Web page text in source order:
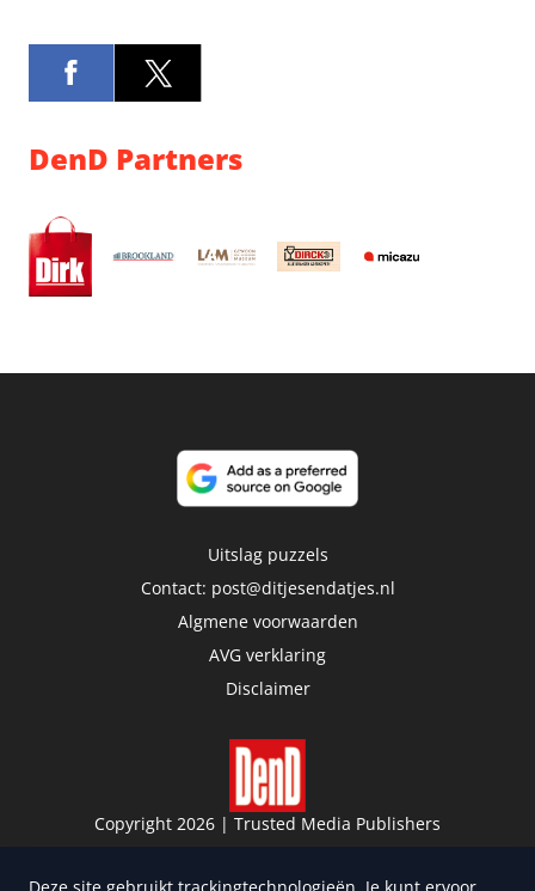
DenD Partners
Uitslag puzzels
Contact: post@ditjesendatjes.nl
Algmene voorwaarden
AVG verklaring
Disclaimer
Copyright 2026 | Trusted Media Publishers